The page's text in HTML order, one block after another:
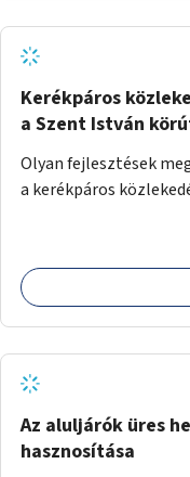
Kerékpáros
a Szent István
Olyan fejlesztések
a kerékpáros
Az aluljárók üres
hasznosítása